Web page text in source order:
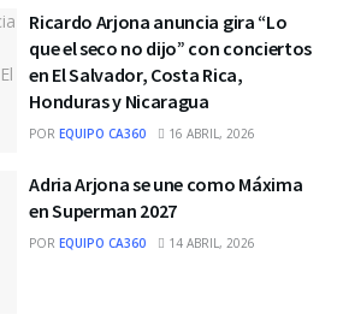
Ricardo Arjona anuncia gira “Lo
que el seco no dijo” con conciertos
en El Salvador, Costa Rica,
Honduras y Nicaragua
POR EQUIPO CA360 16 ABRIL, 2026
Adria Arjona se une como Máxima
en Superman 2027
POR EQUIPO CA360 14 ABRIL, 2026